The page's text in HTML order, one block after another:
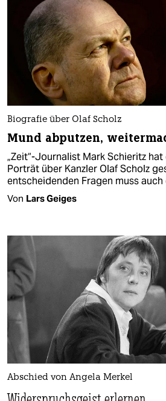
Biografie über Olaf Scholz
Mund abputzen,
„Zeit“-Journalist Mark Schieritz
Porträt über Kanzler Olaf Scholz
entscheidenden Fragen muss auch
Von Lars Geiges
Abschied von Angela Merkel